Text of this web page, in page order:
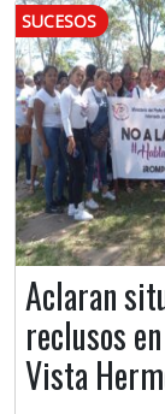
SUCESOS
Aclaran
reclusos
Vista